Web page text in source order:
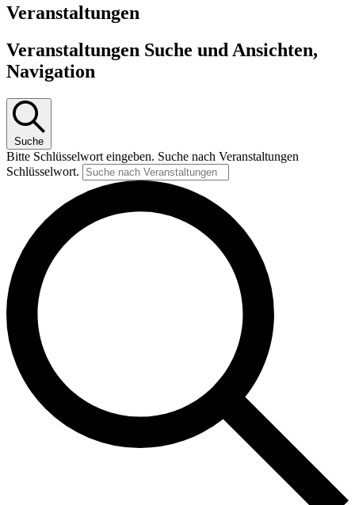
Veranstaltungen
Veranstaltungen Suche und Ansichten,
Navigation
Suche
Bitte Schlüsselwort eingeben. Suche nach Veranstaltungen
Schlüsselwort.